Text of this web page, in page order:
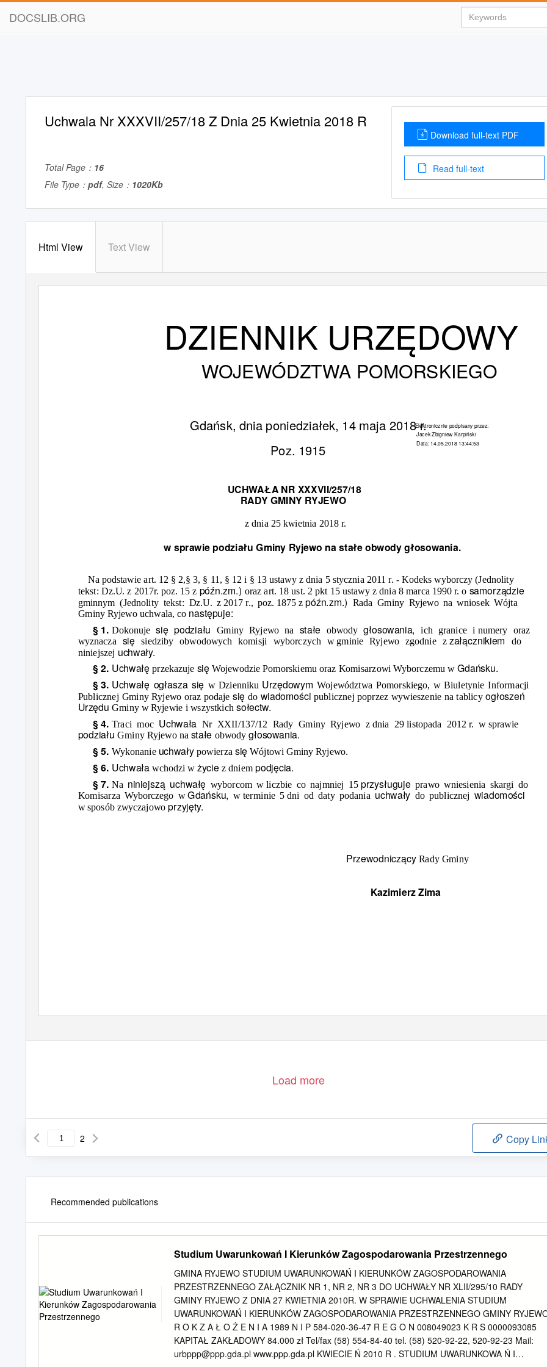
DOCSLIB.ORG
Uchwala Nr XXXVII/257/18 Z Dnia 25 Kwietnia 2018 R
Total Page： 16
File Type： pdf, Size： 1020Kb
Download full-text PDF
Read full-text
Html View Text View
DZIENNIK URZĘDOWY
WOJEWÓDZTWA POMORSKIEGO
Elektronicznie podpisany przez:
Gdańsk, dnia poniedziałek, 14 maja 2018 r.
Jacek Zbigniew Karpiński
Data: 14.05.2018 13:44:53
Poz. 1915
UCHWAŁA NR XXXVII/257/18
RADY GMINY RYJEWO
z dnia 25 kwietnia 2018 r.
w sprawie podziałuGminy Ryjewo nastałeobwodygłosowania.
Na podstawie art. 12 § 2,§ 3, § 11, § 12 i § 13 ustawy z dnia 5 stycznia 2011 r. - Kodeks wyborczy (Jednolity
tekst: Dz.U. z 2017r. poz. 15 z późn.zm.) oraz art. 18 ust. 2 pkt 15 ustawy z dnia 8 marca 1990 r. o samorządzie
gminnym (Jednolity tekst: Dz.U. z 2017 r., poz. 1875 zpóźn.zm.) Rada Gminy Ryjewo na wniosek Wójta
Gminy Ryjewo uchwala, co następuje:
§ 1.Dokonujesię podziału Gminy Ryjewo na stałe obwodygłosowania,ich granice i numery oraz
wyznacza sięsiedziby obwodowych komisji wyborczych w gminie Ryjewo zgodnie z załącznikiem
do
niniejszej uchwały.
§ 2. Uchwałęprzekazuje sięWojewodzie Pomorskiemu oraz Komisarzowi Wyborczemu w Gdańsku.
§ 3. Uchwałę ogłasza się w Dzienniku UrzędowymWojewództwa Pomorskiego, w Biuletynie Informacji
Publicznej Gminy Ryjewo oraz podajesiędo wiadomościpublicznej poprzez wywieszenie na tablicyogłoszeń
UrzęduGminy w Ryjewie i wszystkich sołectw.
§ 4.Traci moc Uchwała Nr XXII/137/12 Rady Gminy Ryjewo z dnia 29 listopada 2012 r. w sprawie
podziałuGminy Ryjewo na stałe obwodygłosowania.
§ 5.Wykonanie uchwałypowierza sięWójtowi Gminy Ryjewo.
§ 6. Uchwaławchodzi w życiez dniempodjęcia.
§ 7.Na niniejszą uchwałę wyborcom w liczbie co najmniej 15 przysługujeprawo wniesienia skargi do
Komisarza Wyborczego w Gdańsku,w terminie 5 dni od daty podania uchwały do publicznej wiadomości
w sposób zwyczajowoprzyjęty.
Przewodniczący Rady Gminy
Kazimierz Zima
Load more
2 Copy
Recommended publications
Studium Uwarunkowań I Kierunków Zagospodarowania Przestrzennego
GMINA RYJEWO STUDIUM UWARUNKOWAŃ I KIERUNKÓW ZAGOSPODAROWANIA
PRZESTRZENNEGO ZAŁĄCZNIK NR 1, NR 2, NR 3 DO UCHWAŁY NR XLII/295/10 RADY
GMINY RYJEWO Z DNIA 27 KWIETNIA 2010R. W SPRAWIE UCHWALENIA STUDIUM
UWARUNKOWAŃ I KIERUNKÓW ZAGOSPODAROWANIA PRZESTRZENNEGO GMINY
R O K Z A Ł O Ż E N I A 1989 N I P 584-020-36-47 R E G O N 008049023 K R S 0000093085
KAPITAŁ ZAKŁADOWY 84.000 zł Tel/fax (58) 554-84-40 tel. (58) 520-92-22, 520-92-23 Mail:
urbppp@ppp.gda.pl www.ppp.gda.pl KWIECIE Ń 2010 R . STUDIUM UWARUNKOWA Ń I